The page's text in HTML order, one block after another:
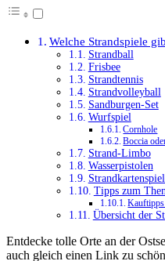
Welche Strandspiele
Strandball
Frisbee
Strandtennis
Strandvolleyball
Sandburgen-Set
Wurfspiel
Cornhole
Boccia
Strand-Limbo
Wasserpistolen
Tipps zum
Übersicht der
Entdecke tolle Orte an der
auch gleich einen Link zu